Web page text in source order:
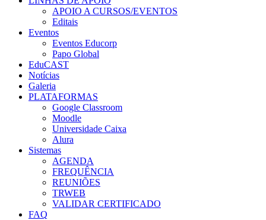
APOIO A CURSOS/EVENTOS
Editais
Eventos
Eventos Educorp
Papo Global
EduCAST
Notícias
Galeria
PLATAFORMAS
Google Classroom
Moodle
Universidade Caixa
Alura
Sistemas
AGENDA
FREQUÊNCIA
REUNIÕES
TRWEB
VALIDAR CERTIFICADO
FAQ